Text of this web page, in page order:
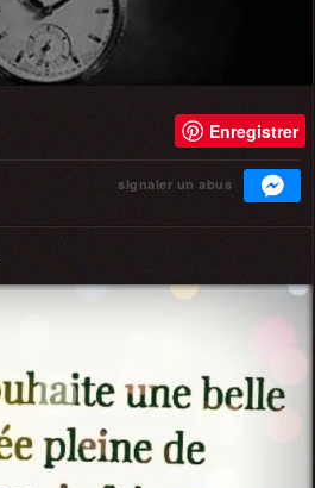
Enregistrer
signaler un abus